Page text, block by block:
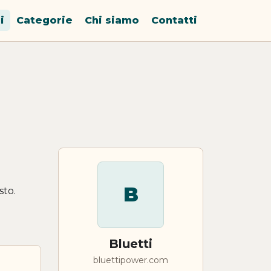
Categorie Chi siamo Contatti
B
Bluetti
bluettipower.com